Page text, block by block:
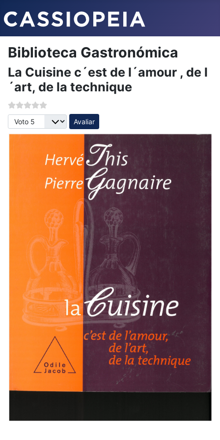
Biblioteca Gastronómica
La Cuisine c´est de l´amour , de l
´art, de la technique
Avalie, por favor